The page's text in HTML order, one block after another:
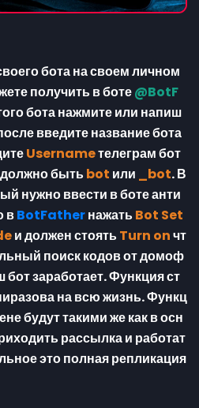
бота на своем личном
получить в боте@BotF
бота нажмите или напиш
введите название бота
Usernameтелеграм бот
должно бытьbot или _bot. В
нужно ввести в боте анти
вBotFatherнажатьBot Set
и должен стоятьTurn onчт
поиск кодов от домоф
заработает. Функция ст
на всю жизнь. Функц
будут такими же как в осн
рассылка и работат
это полная репликация